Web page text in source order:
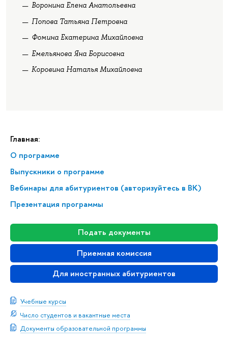
Главная:
О программе
Выпускники о программе
Вебинары для абитуриентов (авторизуйтесь в ВК)
Презентация программы
Подать документы
Приемная комиссия
Для иностранных абитуриентов
Учебные курсы
Число студентов и вакантные места
Документы образовательной программы
Воронина Елена Анатольевна
Попова Татьяна Петровна
Фомина Екатерина Михайловна
Емельянова Яна Борисовна
Коровина Наталья Михайловна